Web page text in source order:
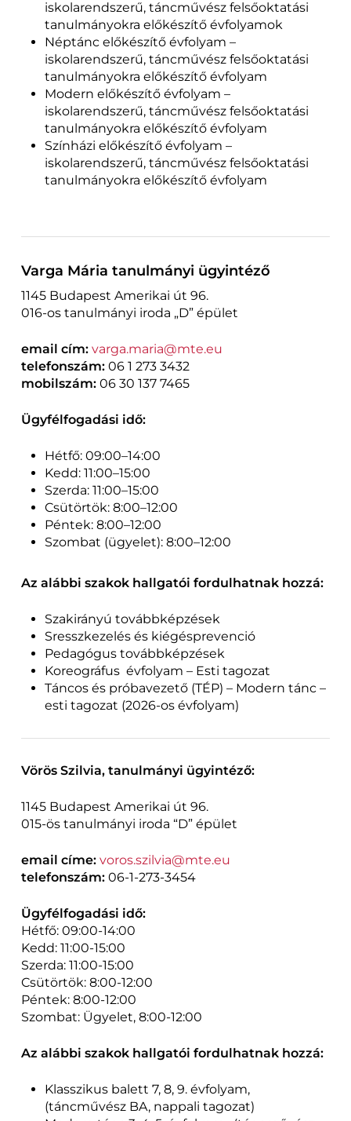
iskolarendszerű, táncművész felsőoktatási
tanulmányokra előkészítő évfolyamok
Néptánc előkészítő évfolyam –
iskolarendszerű, táncművész felsőoktatási
tanulmányokra előkészítő évfolyam
Modern előkészítő évfolyam –
iskolarendszerű, táncművész felsőoktatási
tanulmányokra előkészítő évfolyam
Színházi előkészítő évfolyam –
iskolarendszerű, táncművész felsőoktatási
tanulmányokra előkészítő évfolyam
Varga Mária tanulmányi ügyintéző
1145 Budapest Amerikai út 96.
016-os tanulmányi iroda „D” épület
email cím: varga.maria@mte.eu
telefonszám:06 1 273 3432
mobilszám: 06 30 137 7465
Ügyfélfogadási idő:
Hétfő: 09:00–14:00
Kedd: 11:00–15:00
Szerda: 11:00–15:00
Csütörtök: 8:00–12:00
Péntek: 8:00–12:00
Szombat (ügyelet): 8:00–12:00
Az alábbi szakok hallgatói fordulhatnak hozzá:
Szakirányú továbbképzések
Sresszkezelés és kiégésprevenció
Pedagógus továbbképzések
Koreográfus évfolyam – Esti tagozat
Táncos és próbavezető (TÉP) – Modern tánc –
esti tagozat (2026-os évfolyam)
Vörös Szilvia, tanulmányi ügyintéző:
1145 Budapest Amerikai út 96.
015-ös tanulmányi iroda “D” épület
email címe: voros.szilvia@mte.eu
telefonszám:06-1-273-3454
Ügyfélfogadási idő:
Hétfő: 09:00-14:00
Kedd: 11:00-15:00
Szerda: 11:00-15:00
Csütörtök: 8:00-12:00
Péntek: 8:00-12:00
Szombat: Ügyelet, 8:00-12:00
Az alábbi szakok hallgatói fordulhatnak hozzá:
Klasszikus balett 7, 8, 9. évfolyam,
(táncművész BA, nappali tagozat)